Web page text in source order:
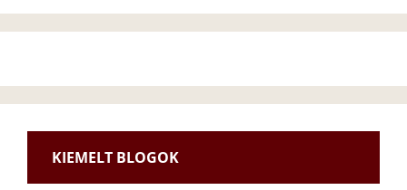
KIEMELT BLOGOK